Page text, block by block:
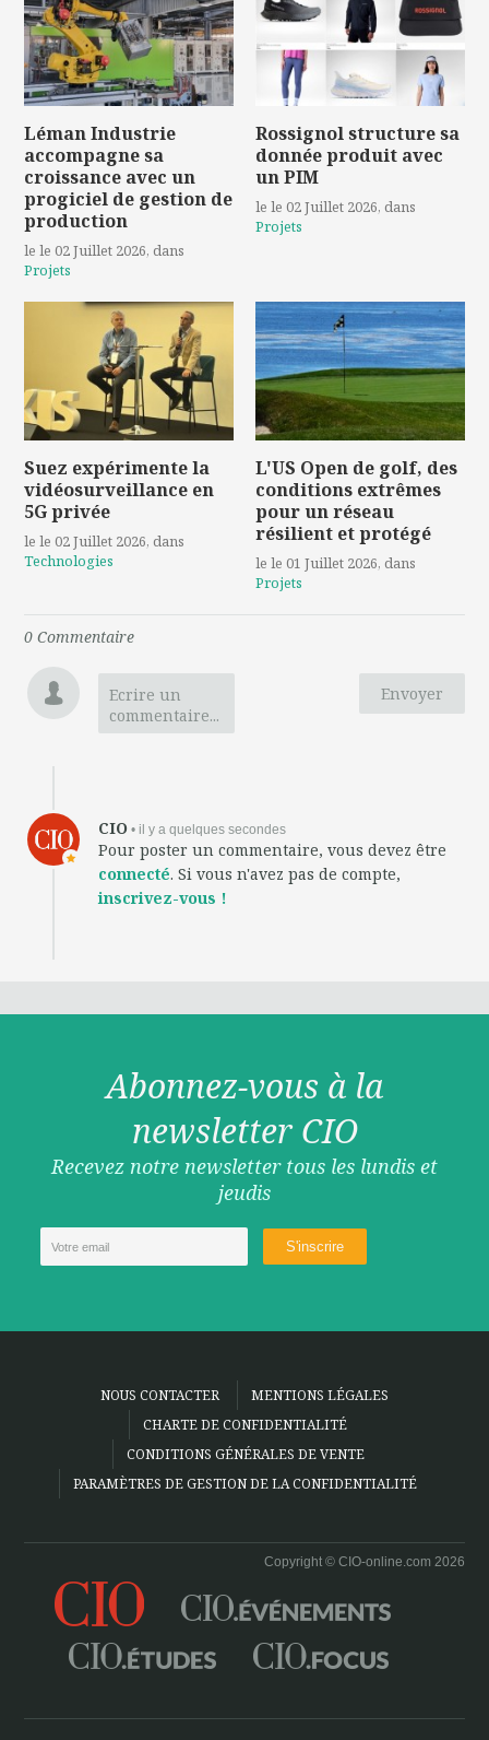
Léman Industrie
accompagne sa
croissance avec un
progiciel de gestion de
production
le le 02 Juillet 2026, dans
Projets
Rossignol structure sa
donnée produit avec
un PIM
le le 02 Juillet 2026, dans
Projets
Suez expérimente la
vidéosurveillance en
5G privée
le le 02 Juillet 2026, dans
Technologies
L'US Open de golf, des
conditions extrêmes
pour un réseau
résilient et protégé
le le 01 Juillet 2026, dans
Projets
0 Commentaire
Envoyer
Ecrire un
commentaire...
CIO • il y a quelques secondes
Pour poster un commentaire, vous devez être
connecté. Si vous n'avez pas de compte,
inscrivez-vous !
Abonnez-vous à la
newsletter CIO
Recevez notre newsletter tous les lundis et
jeudis
NOUS CONTACTER
MENTIONS LÉGALES
CHARTE DE CONFIDENTIALITÉ
CONDITIONS GÉNÉRALES DE VENTE
PARAMÈTRES DE GESTION DE LA CONFIDENTIALITÉ
Copyright © CIO-online.com 2026